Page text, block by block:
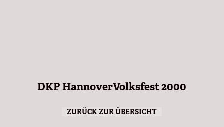
DKP HannoverVolksfest 2000
ZURÜCK ZUR ÜBERSICHT